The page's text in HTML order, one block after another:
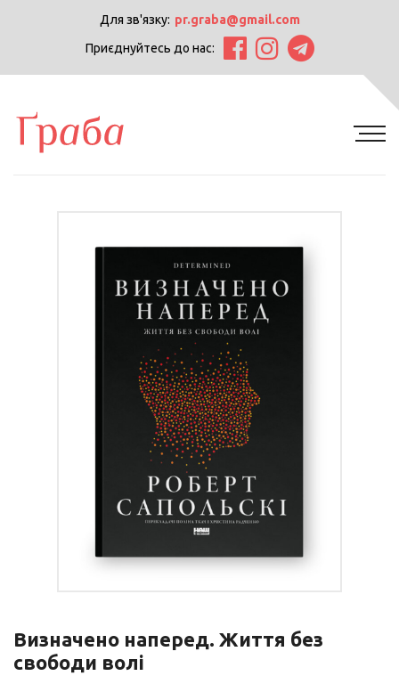
Для зв'язку: pr.graba@gmail.com
Приєднуйтесь до нас:
Визначено наперед. Життя без
свободи волі